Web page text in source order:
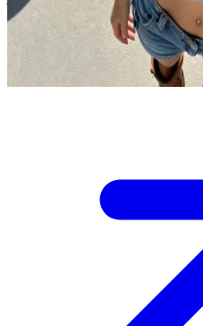
\n Odwiedzasz dziś rodzinną
wspólnej pracy przy łodzi, nie
uwag.